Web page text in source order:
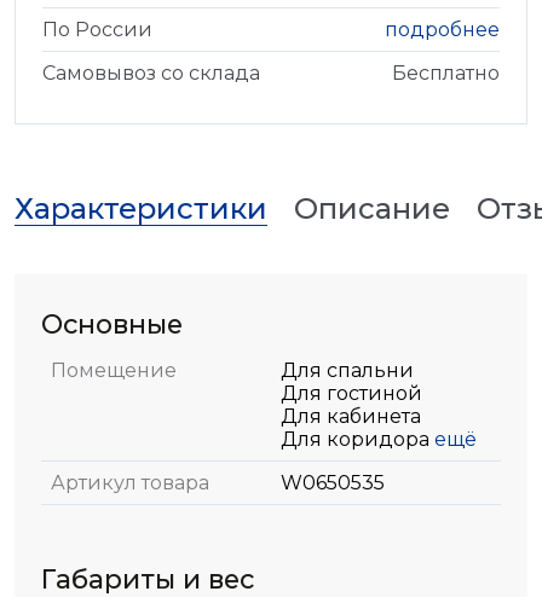
По России
подробнее
Самовывоз со склада
Бесплатно
Характеристики Описание
Основные
Помещение
Для спальни
Для гостиной
Для кабинета
Для коридора ещё
Артикул товара
W0650535
Габариты и вес